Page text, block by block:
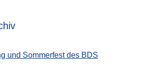
und Sommerfest des BDS